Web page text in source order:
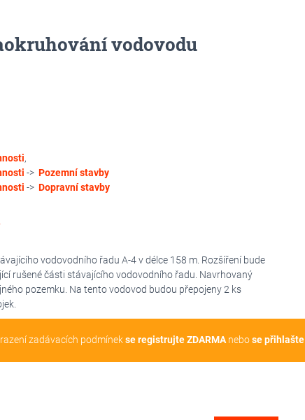
vodovodu
,
-> Pozemní stavby
-> Dopravní stavby
vodovodního řadu A-4 v délce 158 m. Rozšíření bude
rušené části stávajícího vodovodního řadu. Navrhovaný
pozemku. Na tento vodovod budou přepojeny 2 ks
zadávacích podmínekse registrujte ZDARMAnebose přihlašte.